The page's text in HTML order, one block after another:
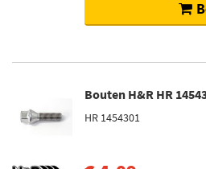
Bouten H&R HR
HR 1454301